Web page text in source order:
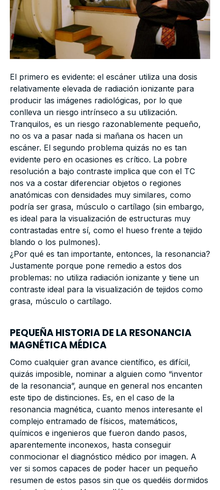
El primero es evidente: el escáner utiliza una dosis
relativamente elevada de radiación ionizante para
producir las imágenes radiológicas, por lo que
conlleva un riesgo intrínseco a su utilización.
Tranquilos, es un riesgo razonablemente pequeño,
no os va a pasar nada si mañana os hacen un
escáner. El segundo problema quizás no es tan
evidente pero en ocasiones es crítico. La pobre
resolución a bajo contraste implica que con el TC
nos va a costar diferenciar objetos o regiones
anatómicas con densidades muy similares, como
podría ser grasa, músculo o cartílago (sin embargo,
es ideal para la visualización de estructuras muy
contrastadas entre sí, como el hueso frente a tejido
blando o los pulmones).
¿Por qué es tan importante, entonces, la resonancia?
Justamente porque pone remedio a estos dos
problemas: no utiliza radiación ionizante y tiene un
contraste ideal para la visualización de tejidos como
grasa, músculo o cartílago.
PEQUEÑA HISTORIA DE LA RESONANCIA
MAGNÉTICA MÉDICA
Como cualquier gran avance científico, es difícil,
quizás imposible, nominar a alguien como “inventor
de la resonancia”, aunque en general nos encanten
este tipo de distinciones. Es, en el caso de la
resonancia magnética, cuanto menos interesante el
complejo entramado de físicos, matemáticos,
químicos e ingenieros que fueron dando pasos,
aparentemente inconexos, hasta conseguir
conmocionar el diagnóstico médico por imagen. A
ver si somos capaces de poder hacer un pequeño
resumen de estos pasos sin que os quedéis dormidos